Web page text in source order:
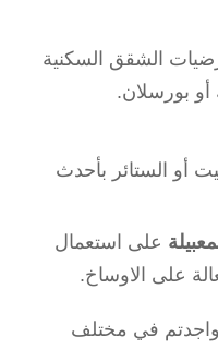
الشقق السكنية
أو بورسلان.
أو الستائر بأحدث
على استعمال
على الاوساخ.
تواجدتم في مختلف